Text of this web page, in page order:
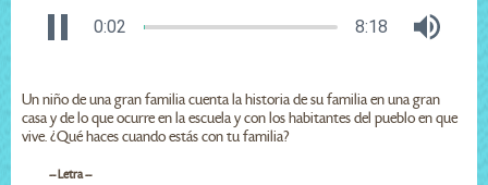
0:03 8:18
Un niño de una gran familia cuenta la historia de su familia en una gran
casa y de lo que ocurre en la escuela y con los habitantes del pueblo en que
vive. ¿Qué haces cuando estás con tu familia?
-- Letra --